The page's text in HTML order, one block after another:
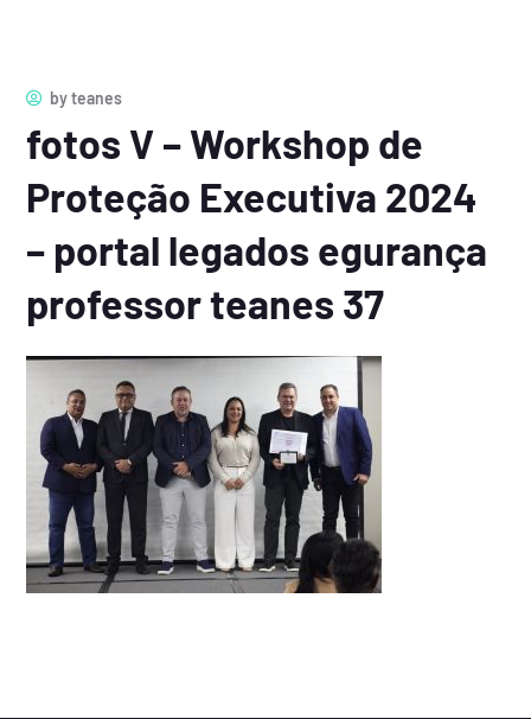
byteanes
fotos V – Workshop de
Proteção Executiva 2024
– portal legados egurança
professor teanes 37